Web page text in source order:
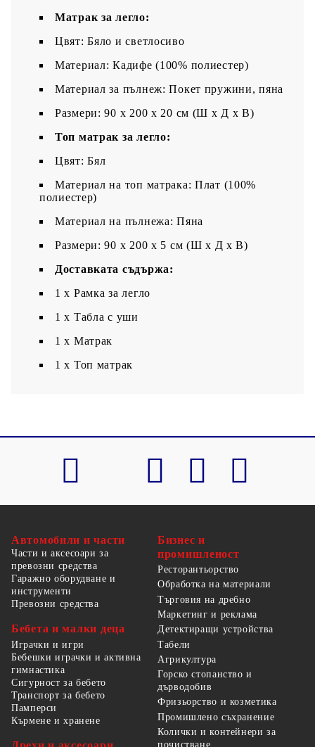
Матрак за легло:
Цвят: Бяло и светлосиво
Материал: Кадифе (100% полиестер)
Материал за пълнеж: Покет пружини, пяна
Размери: 90 x 200 x 20 см (Ш x Д x В)
Топ матрак за легло:
Цвят: Бял
Материал на топ матрака: Плат (100%
полиестер)
Материал на пълнежа: Пяна
Размери: 90 x 200 x 5 см (Ш x Д x В)
Доставката съдържа:
1 x Рамка за легло
1 х Табла с уши
1 x Матрак
1 х Топ матрак
Автомобили и части
Части и аксесоари за
превозни средства
Гаражно оборудване и
инструменти
Превозни средства
Бебета и малки деца
Играчки и игри
Бебешки играчки и активна
гимнастика
Сигурност за бебето
Транспорт за бебето
Памперси
Кърмене и хранене
Бизнес и
промишленост
Ресторантьорство
Обработка на материали
Търговия на дребно
Маркетинг и реклама
Детектиращи устройства
Табели
Агрикултура
Горско стопанство и
дърводобив
Фризьорство и козметика
Промишлено съхранение
Колички и контейнери за
почистване